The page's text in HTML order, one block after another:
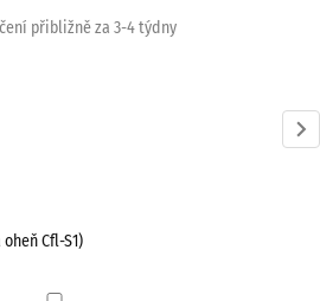
přibližně za 3-4 týdny
Cfl-S1)